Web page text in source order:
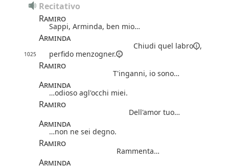
Recitativo
Ramiro
Sappi, Arminda, ben mio…
Arminda
Chiudi quel labro ,
1025 perfido menzogner.
Ramiro
T'inganni, io sono…
Arminda
…odioso agl'occhi miei.
Ramiro
Dell'amor tuo…
Arminda
…non ne sei degno.
Ramiro
Rammenta…
Arminda